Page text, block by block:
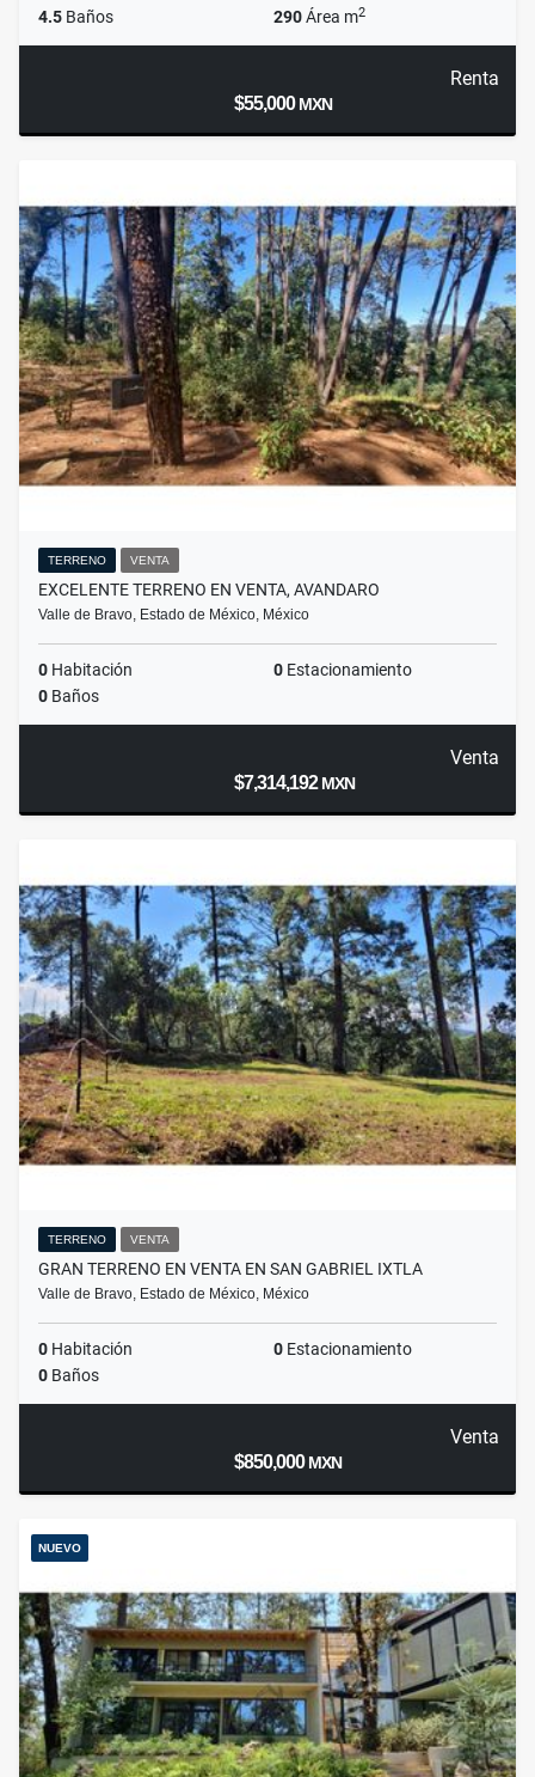
4.5 Baños 290Área m2
Renta
$55,000MXN
TERRENO VENTA
EXCELENTE TERRENO EN VENTA, AVANDARO
Valle de Bravo, Estado de México, México
0 Habitación 0 Estacionamiento
0 Baños
Venta
$7,314,192MXN
TERRENO VENTA
GRAN TERRENO EN VENTA EN SAN GABRIEL IXTLA
Valle de Bravo, Estado de México, México
0 Habitación 0 Estacionamiento
0 Baños
Venta
$850,000MXN
NUEVO